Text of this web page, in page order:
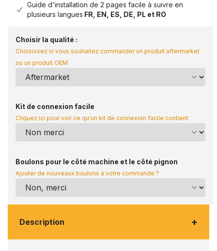
Guide d'installation de 2 pages facile à suivre en
plusieurs langues FR, EN, ES, DE, PL et RO
Choisir la qualité :
Choisissez si vous souhaitez commander un produit aftermarket
ou un produit OEM
Kit de connexion facile
Cliquez ici pour voir ce qu'un kit de connexion facile contient
Boulons pour le côté machine et le côté pignon
Ajouter de nouveaux boulons à votre commande ?
Description +